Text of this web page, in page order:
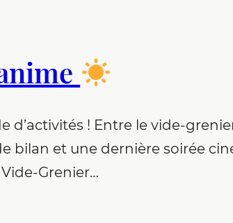
d’activités ! Entre le vide-
bilan et une dernière soirée
Vide-Grenier…